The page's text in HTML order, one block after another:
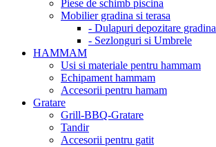
Piese de schimb piscina
Mobilier gradina si terasa
- Dulapuri depozitare gradina
- Sezlonguri si Umbrele
HAMMAM
Usi si materiale pentru hammam
Echipament hammam
Accesorii pentru hamam
Gratare
Grill-BBQ-Gratare
Tandir
Accesorii pentru gatit